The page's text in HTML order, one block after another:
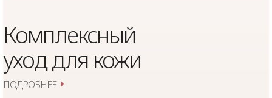
Комплексный
уход для кожи
ПОДРОБНЕЕ